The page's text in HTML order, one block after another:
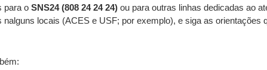
para o SNS24 (808 24 24 24) ou para outras linhas dedicadas ao
nalguns locais (ACES e USF; por exemplo), e siga as orientações